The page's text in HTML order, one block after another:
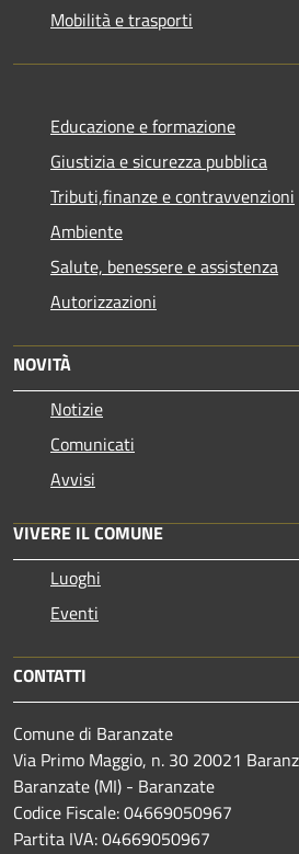
Mobilità e trasporti
Educazione e formazione
Giustizia e sicurezza pubblica
Tributi,finanze e contravvenzioni
Ambiente
Salute, benessere e assistenza
Autorizzazioni
NOVITÀ
Notizie
Comunicati
Avvisi
VIVERE IL COMUNE
Luoghi
Eventi
CONTATTI
Comune di Baranzate
Via Primo Maggio, n. 30 20021
Baranzate (MI) - Baranzate
Codice Fiscale: 04669050967
Partita IVA: 04669050967